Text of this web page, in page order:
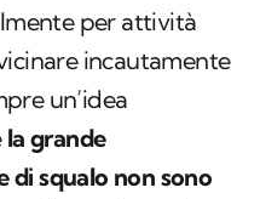
per attività
incautamente
un’idea
la grande
di squalo non sono